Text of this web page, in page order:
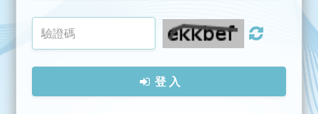
登 入